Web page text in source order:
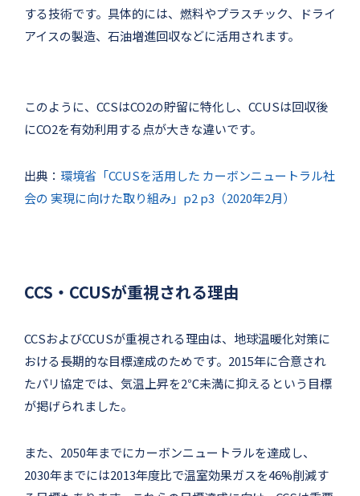
する技術です。具体的には、燃料やプラスチック、ドライ
アイスの製造、石油増進回収などに活用されます。
このように、CCSはCO2の貯留に特化し、CCUSは回収後
にCO2を有効利用する点が大きな違いです。
出典： 環境省「CCUSを活用した カーボンニュートラル社
会の 実現に向けた取り組み」p2 p3（2020年2月）
CCS・CCUSが重視される理由
CCSおよびCCUSが重視される理由は、地球温暖化対策に
おける長期的な目標達成のためです。2015年に合意され
たパリ協定では、気温上昇を2℃未満に抑えるという目標
が掲げられました。
また、2050年までにカーボンニュートラルを達成し、
2030年までには2013年度比で温室効果ガスを46%削減す